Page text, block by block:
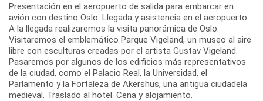
Presentación en el aeropuerto de salida para embarcar en
avión con destino Oslo. Llegada y asistencia en el aeropuerto.
A la llegada realizaremos la visita panorámica de Oslo.
Visitaremos el emblemático Parque Vigeland, un museo al aire
libre con esculturas creadas por el artista Gustav Vigeland.
Pasaremos por algunos de los edificios más representativos
de la ciudad, como el Palacio Real, la Universidad, el
Parlamento y la Fortaleza de Akershus, una antigua ciudadela
medieval. Traslado al hotel. Cena y alojamiento.